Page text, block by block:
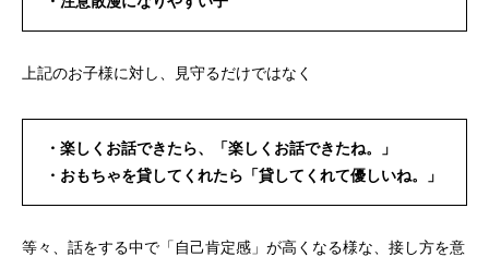
上記のお子様に対し、見守るだけではなく
・楽しくお話できたら、「楽しくお話できたね。」
・おもちゃを貸してくれたら「貸してくれて優しいね。」
等々、話をする中で「自己肯定感」が高くなる様な、接し方を意